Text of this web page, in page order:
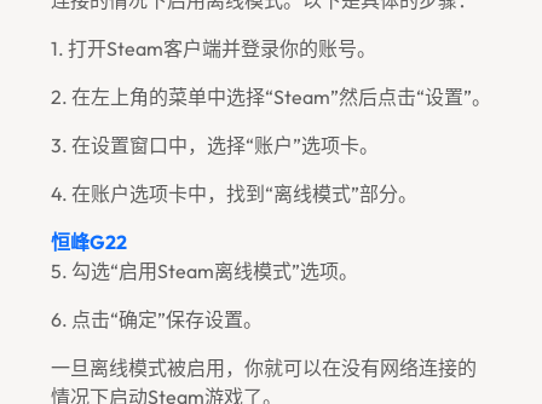
1. 打开Steam客户端并登录你的账号。
2. 在左上角的菜单中选择“Steam”然后点击“设置”。
3. 在设置窗口中，选择“账户”选项卡。
4. 在账户选项卡中，找到“离线模式”部分。
恒峰g22
5. 勾选“启用Steam离线模式”选项。
6. 点击“确定”保存设置。
一旦离线模式被启用，你就可以在没有网络连接的
情况下启动Steam游戏了。